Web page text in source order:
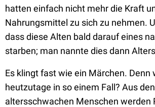
hatten einfach nicht mehr die Kraft
Nahrungsmittel zu sich zu nehmen.
dass diese Alten bald darauf eines
starben; man nannte dies dann
Es klingt fast wie ein Märchen. Denn
heutzutage in so einem Fall? Aus den
altersschwachen Menschen werden